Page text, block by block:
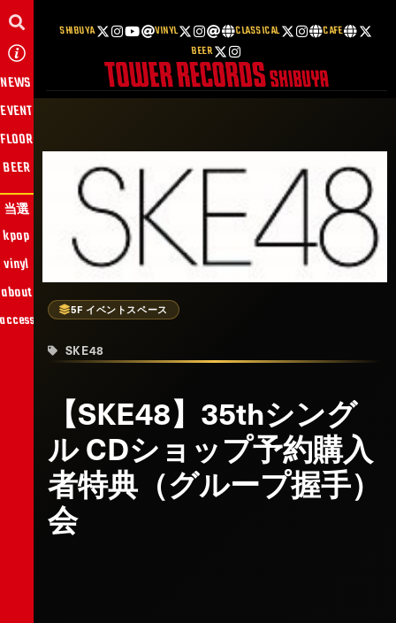
SHIBUYA VINYL CLASSICAL
CAFE
BEER
NEWS
EVENT
当選
FLOOR
BEER
kpop
vinyl
about
5F イベントスペース
SKE48
【SKE48】35thシング
ル CDショップ予約購入
者特典（グループ握手）
会